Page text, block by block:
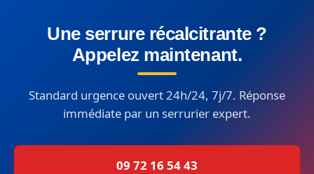
Une serrure récalcitrante ?
Appelez maintenant.
Standard urgence ouvert 24h/24, 7j/7. Réponse
immédiate par un serrurier expert.
09 72 16 54 43